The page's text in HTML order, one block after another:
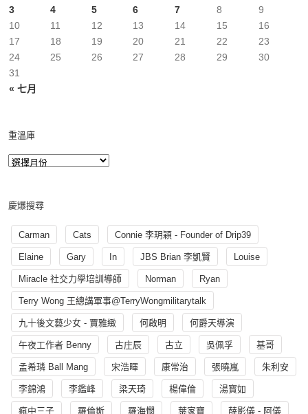
« 七月
3
4 5 6 7 8
9
10
11 12 13 14 15
16
17
18 19 20 21 22
23
24
25 26 27 28 29
30
31
重溫庫
慶爆搜尋
Carman Cats Connie 李玥穎 - Founder of Drip39
Elaine Gary In JBS Brian 李凱賢 Louise
Miracle 社交力學培訓導師 Norman Ryan
Terry Wong 王總講軍事@TerryWongmilitarytalk
九十後文藝少女 - 賈雅緻 何啟明 何爵天導演
午夜工作者 Benny 古庄辰 古立 吳佩孚 基哥
孟希璘 Ball Mang 宋浩暉 康常治 張曉嵐 朱利安
李錦鴻 李鑑峰 梁天琦 楊偉倫 湯寳如
瘋中三子 羅倫斯 羅海憫 葉家寶 薛影儀 - 阿儀